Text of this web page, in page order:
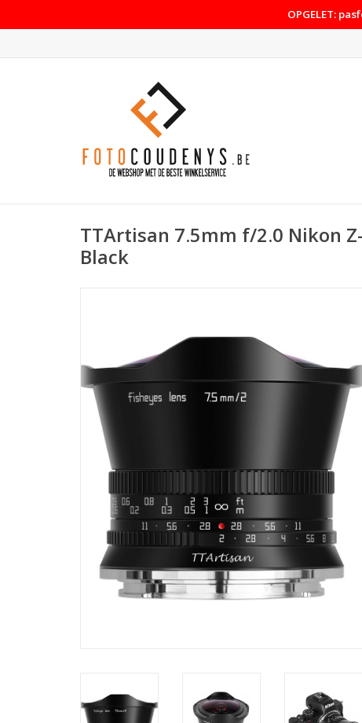
OPGELET:
TTArtisan 7.5mm f/2.0 Nikon
Black